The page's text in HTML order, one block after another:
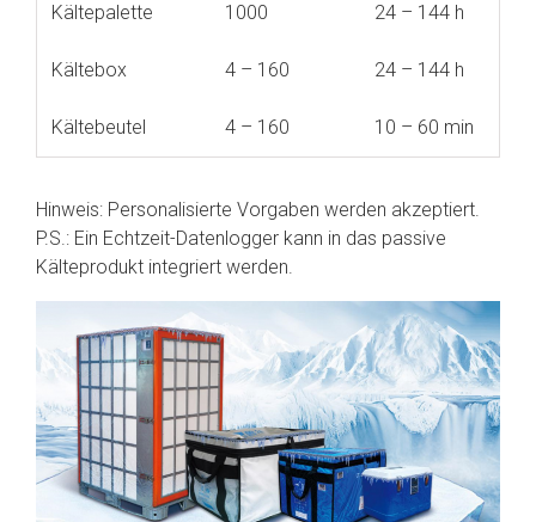
Kältepalette 1000 24 – 144 h
Kältebox 4 – 160 24 – 144 h
Kältebeutel 4 – 160 10 – 60 min
Hinweis: Personalisierte Vorgaben werden akzeptiert.
P.S.: Ein Echtzeit-Datenlogger kann in das passive
Kälteprodukt integriert werden.